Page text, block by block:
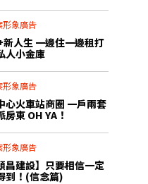
形象廣告
新人生 一邊住一邊租打
人小金庫
形象廣告
心火車站商圈 一戶兩套
房東 OH YA！
形象廣告
昌建設】只要相信一定
到！(信念篇)